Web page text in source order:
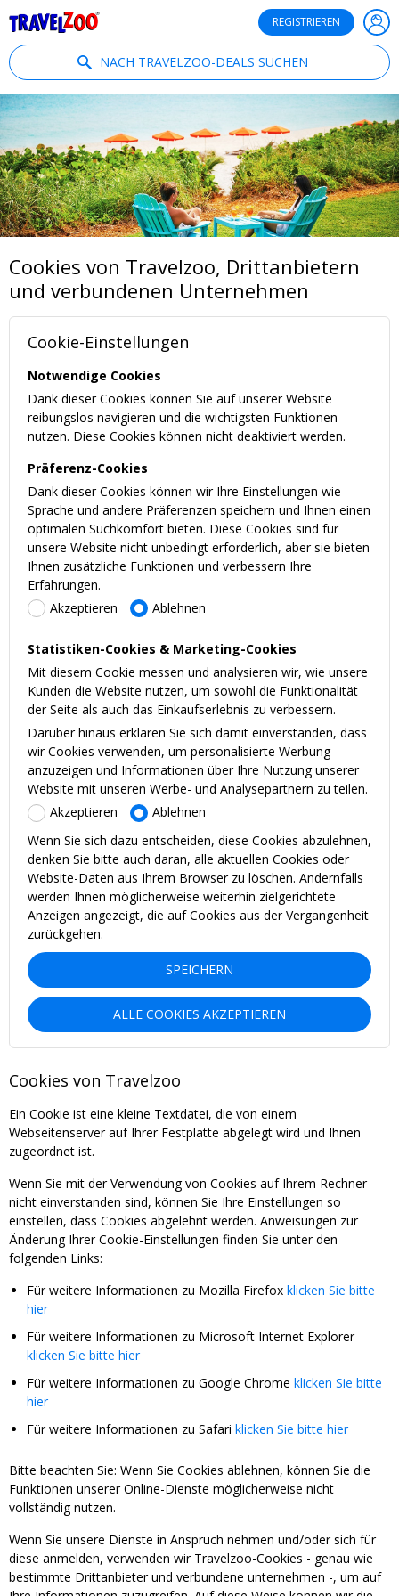
REGISTRIEREN
NACH TRAVELZOO-DEALS SUCHEN
Cookies von Travelzoo, Drittanbietern
und verbundenen Unternehmen
Cookie-Einstellungen
Notwendige Cookies
Dank dieser Cookies können Sie auf unserer Website
reibungslos navigieren und die wichtigsten Funktionen
nutzen. Diese Cookies können nicht deaktiviert werden.
Präferenz-Cookies
Dank dieser Cookies können wir Ihre Einstellungen wie
Sprache und andere Präferenzen speichern und Ihnen einen
optimalen Suchkomfort bieten. Diese Cookies sind für
unsere Website nicht unbedingt erforderlich, aber sie bieten
Ihnen zusätzliche Funktionen und verbessern Ihre
Erfahrungen.
Akzeptieren
Ablehnen
Statistiken-Cookies & Marketing-Cookies
Mit diesem Cookie messen und analysieren wir, wie unsere
Kunden die Website nutzen, um sowohl die Funktionalität
der Seite als auch das Einkaufserlebnis zu verbessern.
Darüber hinaus erklären Sie sich damit einverstanden, dass
wir Cookies verwenden, um personalisierte Werbung
anzuzeigen und Informationen über Ihre Nutzung unserer
Website mit unseren Werbe- und Analysepartnern zu teilen.
Akzeptieren
Ablehnen
Wenn Sie sich dazu entscheiden, diese Cookies abzulehnen,
denken Sie bitte auch daran, alle aktuellen Cookies oder
Website-Daten aus Ihrem Browser zu löschen. Andernfalls
werden Ihnen möglicherweise weiterhin zielgerichtete
Anzeigen angezeigt, die auf Cookies aus der Vergangenheit
zurückgehen.
SPEICHERN
ALLE COOKIES AKZEPTIEREN
Cookies von Travelzoo
Ein Cookie ist eine kleine Textdatei, die von einem
Webseitenserver auf Ihrer Festplatte abgelegt wird und Ihnen
zugeordnet ist.
Wenn Sie mit der Verwendung von Cookies auf Ihrem Rechner
nicht einverstanden sind, können Sie Ihre Einstellungen so
einstellen, dass Cookies abgelehnt werden. Anweisungen zur
Änderung Ihrer Cookie-Einstellungen finden Sie unter den
folgenden Links:
Für weitere Informationen zu Mozilla Firefox klicken Sie bitte
hier
Für weitere Informationen zu Microsoft Internet Explorer
klicken Sie bitte hier
Für weitere Informationen zu Google Chrome klicken Sie bitte
hier
Für weitere Informationen zu Safari klicken Sie bitte hier
Bitte beachten Sie: Wenn Sie Cookies ablehnen, können Sie die
Funktionen unserer Online-Dienste möglicherweise nicht
vollständig nutzen.
Wenn Sie unsere Dienste in Anspruch nehmen und/oder sich für
diese anmelden, verwenden wir Travelzoo-Cookies - genau wie
bestimmte Drittanbieter und verbundene unternehmen -, um auf